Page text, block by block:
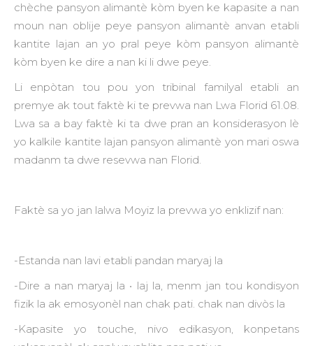
chèche pansyon alimantè kòm byen ke kapasite a nan
moun nan oblije peye pansyon alimantè anvan etabli
kantite lajan an yo pral peye kòm pansyon alimantè
kòm byen ke dire a nan ki li dwe peye.
Li enpòtan tou pou yon tribinal familyal etabli an
premye ak tout faktè ki te prevwa nan Lwa Florid 61.08.
Lwa sa a bay faktè ki ta dwe pran an konsiderasyon lè
yo kalkile kantite lajan pansyon alimantè yon mari oswa
madanm ta dwe resevwa nan Florid.
Faktè sa yo jan lalwa Moyiz la prevwa yo enklizif nan:
-Estanda nan lavi etabli pandan maryaj la
-Dire a nan maryaj la • laj la, menm jan tou kondisyon
fizik la ak emosyonèl nan chak pati. chak nan divòs la
-Kapasite yo touche, nivo edikasyon, konpetans